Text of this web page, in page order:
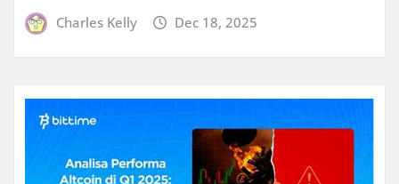
Charles Kelly Dec 18, 2025